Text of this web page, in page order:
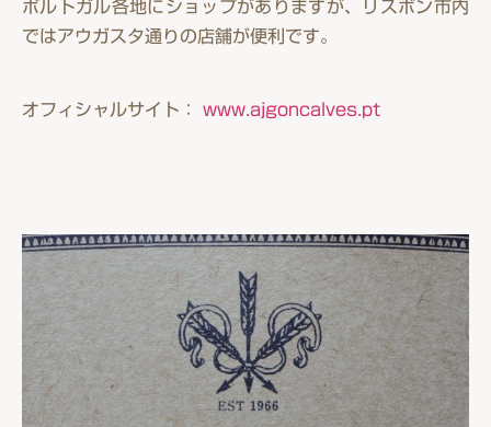
ポルトガル各地にショップがありますが、リスボン市内
ではアウガスタ通りの店舗が便利です。
オフィシャルサイト： www.ajgoncalves.pt